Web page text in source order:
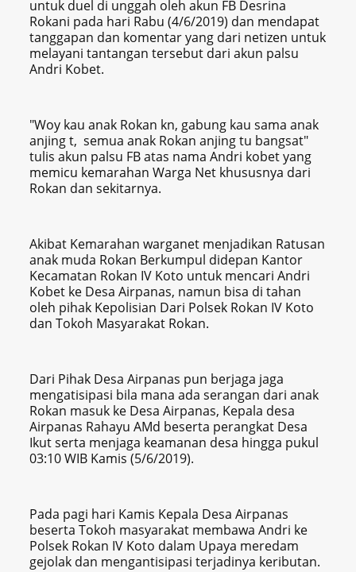
untuk duel di unggah oleh akun FB Desrina
Rokani pada hari Rabu (4/6/2019) dan mendapat
tanggapan dan komentar yang dari netizen untuk
melayani tantangan tersebut dari akun palsu
Andri Kobet.
"Woy kau anak Rokan kn, gabung kau sama anak
anjing t, semua anak Rokan anjing tu bangsat"
tulis akun palsu FB atas nama Andri kobet yang
memicu kemarahan Warga Net khususnya dari
Rokan dan sekitarnya.
Akibat Kemarahan warganet menjadikan Ratusan
anak muda Rokan Berkumpul didepan Kantor
Kecamatan Rokan IV Koto untuk mencari Andri
Kobet ke Desa Airpanas, namun bisa di tahan
oleh pihak Kepolisian Dari Polsek Rokan IV Koto
dan Tokoh Masyarakat Rokan.
Dari Pihak Desa Airpanas pun berjaga jaga
mengatisipasi bila mana ada serangan dari anak
Rokan masuk ke Desa Airpanas, Kepala desa
Airpanas Rahayu AMd beserta perangkat Desa
Ikut serta menjaga keamanan desa hingga pukul
03:10 WIB Kamis (5/6/2019).
Pada pagi hari Kamis Kepala Desa Airpanas
beserta Tokoh masyarakat membawa Andri ke
Polsek Rokan IV Koto dalam Upaya meredam
gejolak dan mengantisipasi terjadinya keributan.